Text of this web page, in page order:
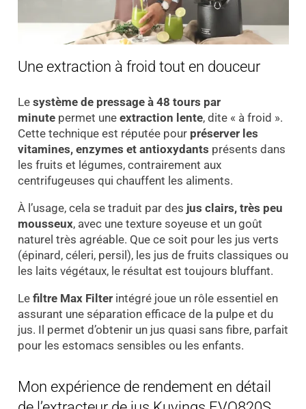
Une extraction à froid tout en douceur
Le système de pressage à 48 tours par
minutepermet une extraction lente, dite « à froid ».
Cette technique est réputée pour préserver les
vitamines, enzymes et antioxydants présents dans
les fruits et légumes, contrairement aux
centrifugeuses qui chauffent les aliments.
À l’usage, cela se traduit par des jus clairs, très peu
mousseux, avec une texture soyeuse et un goût
naturel très agréable. Que ce soit pour les jus verts
(épinard, céleri, persil), les jus de fruits classiques ou
les laits végétaux, le résultat est toujours bluffant.
Le filtre Max Filterintégré joue un rôle essentiel en
assurant une séparation efficace de la pulpe et du
jus. Il permet d’obtenir un jus quasi sans fibre, parfait
pour les estomacs sensibles ou les enfants.
Mon expérience de rendement en détail